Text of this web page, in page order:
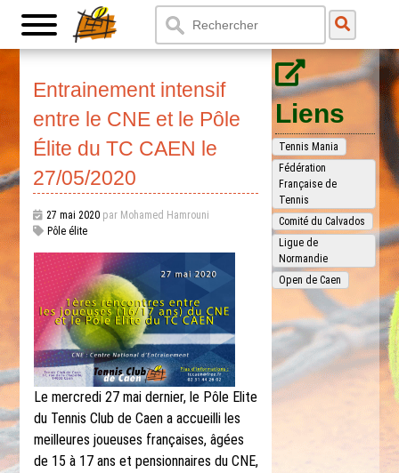
Entrainement intensif
entre le CNE et le Pôle
Élite du TC CAEN le
27/05/2020
27 mai 2020 par Mohamed Hamrouni
Pôle élite
Le mercredi 27 mai dernier, le Pôle Elite
du Tennis Club de Caen a accueilli les
meilleures joueuses françaises, âgées
de 15 à 17 ans et pensionnaires du CNE,
Liens
Tennis Mania
Fédération
Française de
Tennis
Comité du Calvados
Ligue de
Normandie
Open de Caen